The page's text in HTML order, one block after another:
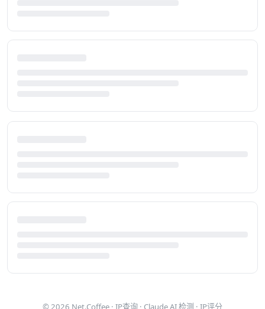
© 2026 Net.Coffee · IP查询 · Claude AI 检测 · IP评分